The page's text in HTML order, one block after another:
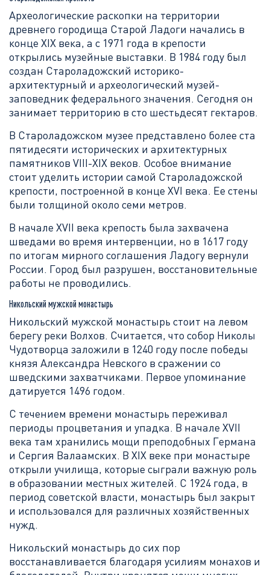
Археологические раскопки на территории
древнего городища Старой Ладоги начались в
конце XIX века, а с 1971 года в крепости
открылись музейные выставки. В 1984 году был
создан Староладожский историко-
архитектурный и археологический музей-
заповедник федерального значения. Сегодня он
занимает территорию в сто шестьдесят гектаров.
В Староладожском музее представлено более ста
пятидесяти исторических и архитектурных
памятников VIII-XIX веков. Особое внимание
стоит уделить истории самой Староладожской
крепости, построенной в конце XVI века. Ее стены
были толщиной около семи метров.
В начале XVII века крепость была захвачена
шведами во время интервенции, но в 1617 году
по итогам мирного соглашения Ладогу вернули
России. Город был разрушен, восстановительные
работы не проводились.
Никольский мужской монастырь
Никольский мужской монастырь стоит на левом
берегу реки Волхов. Считается, что собор Николы
Чудотворца заложили в 1240 году после победы
князя Александра Невского в сражении со
шведскими захватчиками. Первое упоминание
датируется 1496 годом.
С течением времени монастырь переживал
периоды процветания и упадка. В начале XVII
века там хранились мощи преподобных Германа
и Сергия Валаамских. В XIX веке при монастыре
открыли училища, которые сыграли важную роль
в образовании местных жителей. С 1924 года, в
период советской власти, монастырь был закрыт
и использовался для различных хозяйственных
нужд.
Никольский монастырь до сих пор
восстанавливается благодаря усилиям монахов и